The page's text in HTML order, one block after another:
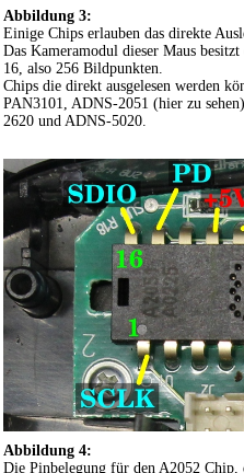
Abbildung 3:
Einige Chips erlauben das direkte
Das Kameramodul dieser Maus
16, also 256 Bildpunkten.
Chips die direkt ausgelesen werden
PAN3101, ADNS-2051 (hier zu
2620 und ADNS-5020.
Abbildung 4:
Die Pinbelegung für den A2052